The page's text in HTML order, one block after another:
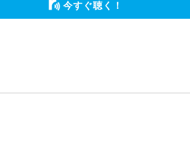
今すぐ聴く！